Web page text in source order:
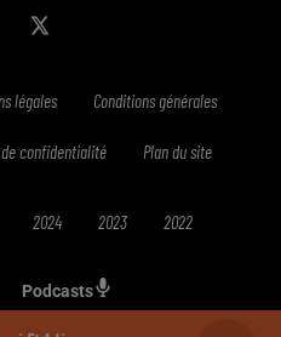
Podcasts
légales Conditions générales
confidentialité Plan du site
2024 2023 2022